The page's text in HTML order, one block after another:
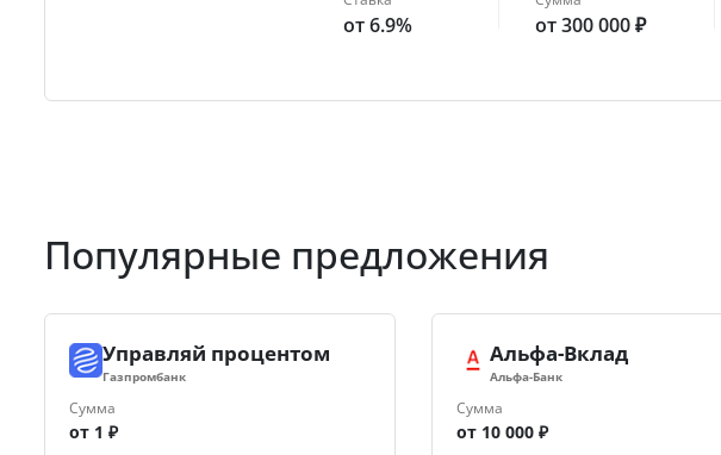
от 6.9% от 300 000 ₽
Популярные предложения
Управляй процентом
Газпромбанк
Сумма
от 1 ₽
Альфа-Вклад
Альфа-Банк
Сумма
от 10 000 ₽